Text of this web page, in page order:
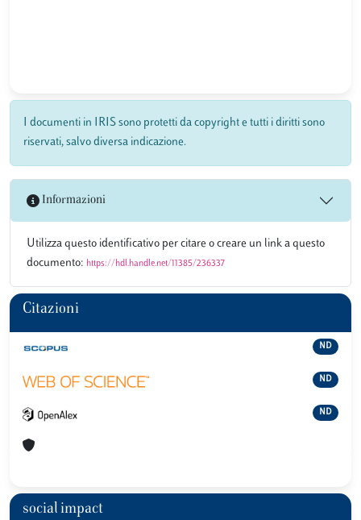
I documenti in IRIS sono protetti da copyright e tutti i diritti sono
riservati, salvo diversa indicazione.
Informazioni
Utilizza questo identificativo per citare o creare un link a questo
documento: https://hdl.handle.net/11385/236337
Citazioni
ND
ND
ND
social impact